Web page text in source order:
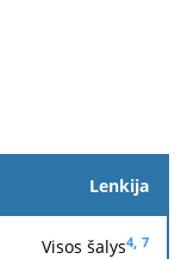
Lenkija
Visos šalys4, 7